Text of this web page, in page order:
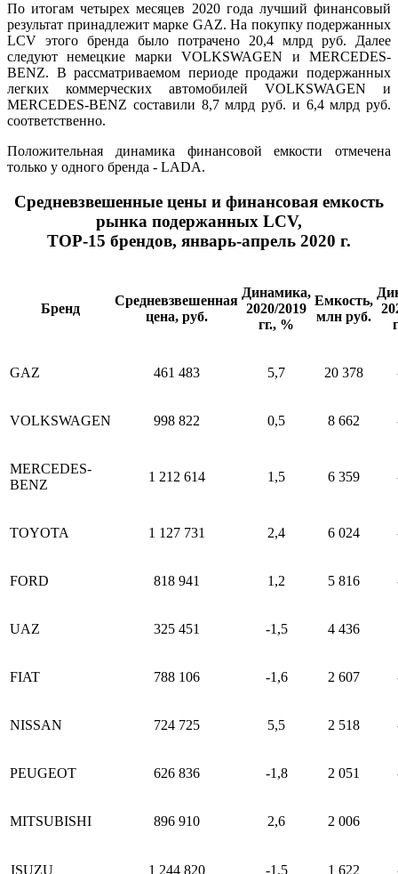
По итогам четырех месяцев 2020 года лучший финансовый
результат принадлежит марке GAZ. На покупку подержанных
LCV этого бренда было потрачено 20,4 млрд руб. Далее
следуют немецкие марки VOLKSWAGEN и MERCEDES-
BENZ. В рассматриваемом периоде продажи подержанных
легких коммерческих автомобилей VOLKSWAGEN и
MERCEDES-BENZ составили 8,7 млрд руб. и 6,4 млрд руб.
соответственно.
Положительная динамика финансовой емкости отмечена
только у одного бренда - LADA.
Средневзвешенные цены и финансовая емкость
рынка подержанных LCV,
ТОР-15 брендов, январь-апрель 2020 г.
Бренд
Средневзвешенная
цена, руб.
Динамика,
2020/2019
гг., %
Емкость,
млн руб.
GAZ 461 483 5,7 20 378
VOLKSWAGEN 998 822 0,5 8 662
MERCEDES-
BENZ
1 212 614 1,5 6 359
TOYOTA 1 127 731 2,4 6 024
FORD 818 941 1,2 5 816
UAZ 325 451 -1,5 4 436
FIAT 788 106 -1,6 2 607
NISSAN 724 725 5,5 2 518
PEUGEOT 626 836 -1,8 2 051
MITSUBISHI 896 910 2,6 2 006
ISUZU 1 244 820 -1,5 1 622